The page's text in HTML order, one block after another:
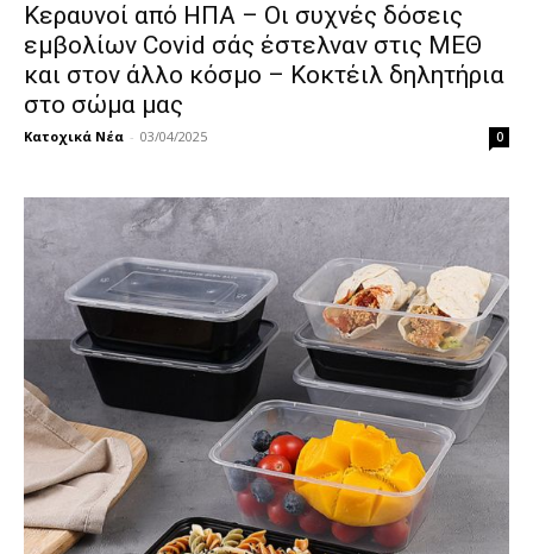
Κεραυνοί από ΗΠΑ – Οι συχνές δόσεις
εμβολίων Covid σάς έστελναν στις ΜΕΘ
και στον άλλο κόσμο – Κοκτέιλ δηλητήρια
στο σώμα μας
Κατοχικά Νέα - 03/04/2025 0